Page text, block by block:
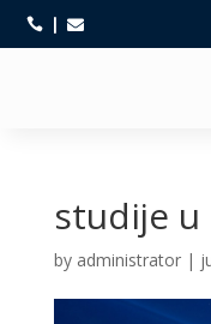
 
studije u
by administrator|